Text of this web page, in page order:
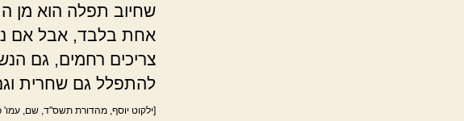
שחיוב תפלה הוא מן
אחת בלבד, אבל אם
צריכים רחמים, גם
להתפלל גם שחרית
[ילקוט יוסף, מהדורת תשס"ד, שם,